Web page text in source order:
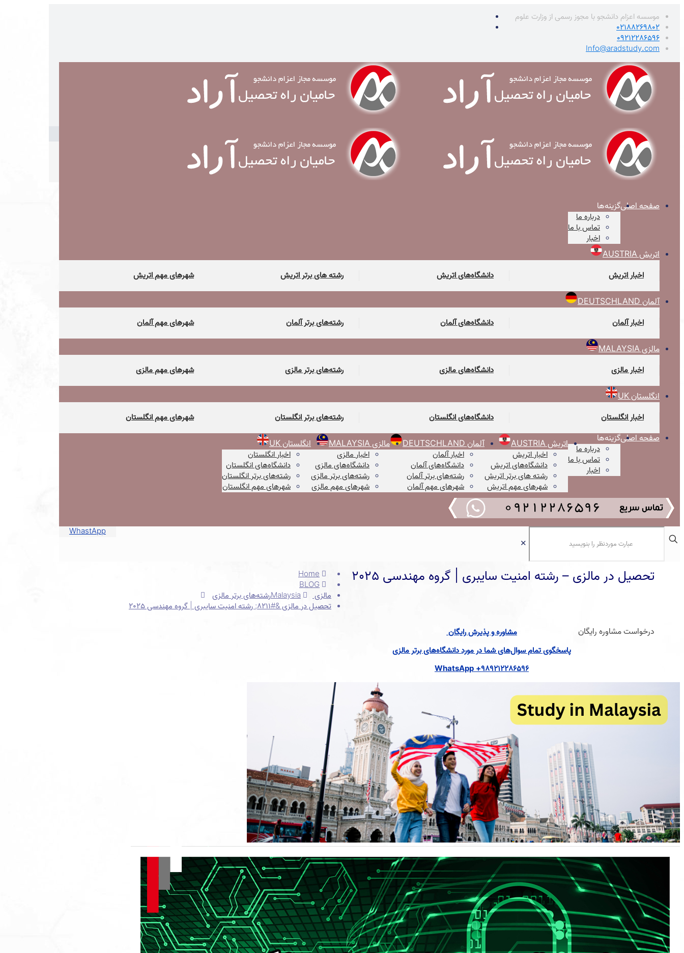
موسسه اعزام دانشجو با مجوز رسمی از وزارت علوم
02188269802
09212286596
Info@aradstudy.com
صفحه اصلیگزینه‌ها
درباره ما
تماس با ما
اخبار
اتریش AUSTRIA
اخبار اتریش دانشگاه‌های اتریش رشته های برتر اتریش شهرهای مهم اتریش
آلمان DEUTSCHLAND
اخبار آلمان دانشگاه‌های آلمان رشته‌های برتر آلمان شهرهای مهم آلمان
مالزی MALAYSIA
اخبار مالزی دانشگاه‌های مالزی رشته‌های برتر مالزی شهرهای مهم مالزی
انگلستان UK
اخبار انگلستان دانشگاه‌های انگلستان رشته‌های برتر انگلستان شهرهای مهم انگلستان
صفحه اصلیگزینه‌ها
درباره ما
تماس با ما
اخبار
اتریش AUSTRIA
اخبار اتریش
دانشگاه‌های اتریش
رشته های برتر اتریش
شهرهای مهم اتریش
آلمان DEUTSCHLAND
اخبار آلمان
دانشگاه‌های آلمان
رشته‌های برتر آلمان
شهرهای مهم آلمان
مالزی MALAYSIA
اخبار مالزی
دانشگاه‌های مالزی
رشته‌های برتر مالزی
شهرهای مهم مالزی
انگلستان UK
اخبار انگلستان
دانشگاه‌های انگلستان
رشته‌های برتر انگلستان
شهرهای مهم انگلستان
WhastApp
✕
تحصیل در مالزی – رشته امنیت سایبری | گروه مهندسی 2025
Home
BLOG
مالزی Malaysia
رشته‌های برتر مالزی
تحصیل در مالزی &#8211; رشته امنیت سایبری | گروه مهندسی 2025
درخواست مشاوره رایگان
مشاوره و پذیرش رایگان
پاسخگوی تمام سوال‌های شما در مورد دانشگاه‌های برتر مالزی
WhatsApp +989212286596